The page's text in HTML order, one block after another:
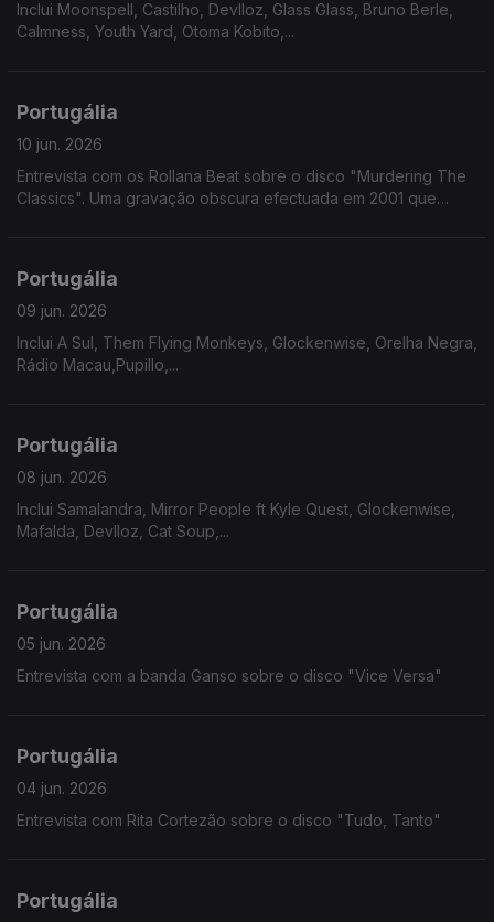
Inclui Moonspell, Castilho, Devlloz, Glass Glass, Bruno Berle,
Calmness, Youth Yard, Otoma Kobito,...
Portugália
10 jun. 2026
Entrevista com os Rollana Beat sobre o disco "Murdering The
Classics". Uma gravação obscura efectuada em 2001 que
Portugália
09 jun. 2026
Inclui A Sul, Them Flying Monkeys, Glockenwise, Orelha Negra,
Rádio Macau,Pupillo,...
Portugália
08 jun. 2026
Inclui Samalandra, Mirror People ft Kyle Quest, Glockenwise,
Mafalda, Devlloz, Cat Soup,...
Portugália
05 jun. 2026
Entrevista com a banda Ganso sobre o disco "Vice Versa"
Portugália
04 jun. 2026
Entrevista com Rita Cortezão sobre o disco "Tudo, Tanto"
Portugália